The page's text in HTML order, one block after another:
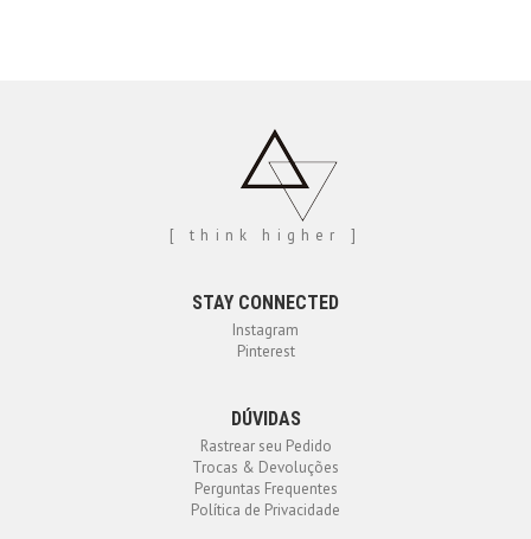
[ think higher ]
STAY CONNECTED
Instagram
Pinterest
DÚVIDAS
Rastrear seu Pedido
Trocas & Devoluções
Perguntas Frequentes
Política de Privacidade